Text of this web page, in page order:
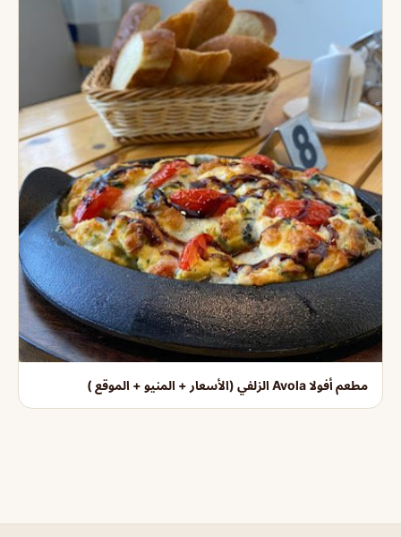
مطعم أفولا Avola الزلفي (الأسعار + المنيو + الموقع )